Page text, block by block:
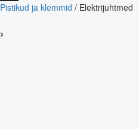
Pistikud ja klemmid / Elektrijuhtmed
›